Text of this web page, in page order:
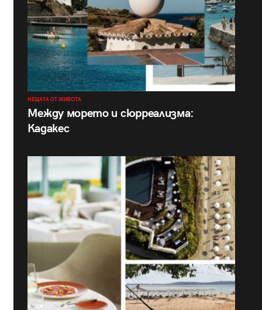
НЕЩАТА ОТ ЖИВОТА
Между морето и сюрреализма:
Кадакес